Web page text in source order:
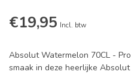
€19,95 Incl. btw
Absolut Watermelon 70CL -
smaak in deze heerlijke